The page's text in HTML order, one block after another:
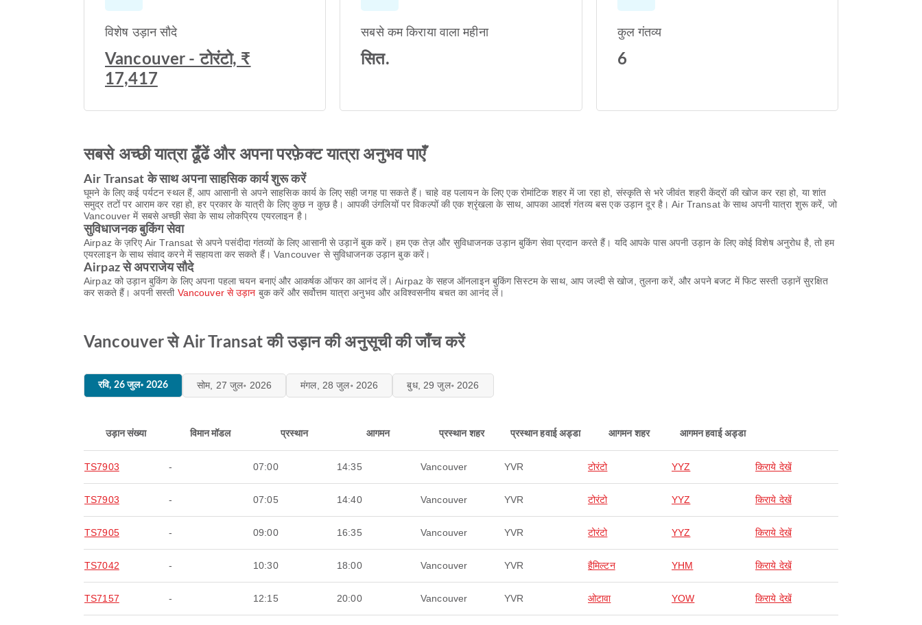
विशेष उड़ान सौदे
Vancouver - टोरंटो, ₹
17,417
सबसे कम किराया वाला महीना
सित.
कुल गंतव्य
6
सबसे अच्छी यात्रा ढूँढें और अपना परफ़ेक्ट यात्रा अनुभव पाएँ
Air Transat के साथ अपना साहसिक कार्य शुरू करें
घूमने के लिए कई पर्यटन स्थल हैं, आप आसानी से अपने साहसिक कार्य के लिए सही जगह पा सकते हैं। चाहे वह पलायन के लिए एक रोमांटिक शहर में जा रहा हो, संस्कृति से भरे जीवंत शहरी केंद्रों की खोज कर रहा हो, या शांत
समुद्र तटों पर आराम कर रहा हो, हर प्रकार के यात्री के लिए कुछ न कुछ है। आपकी उंगलियों पर विकल्पों की एक श्रृंखला के साथ, आपका आदर्श गंतव्य बस एक उड़ान दूर है। Air Transat के साथ अपनी यात्रा शुरू करें, जो
Vancouver में सबसे अच्छी सेवा के साथ लोकप्रिय एयरलाइन है।
सुविधाजनक बुकिंग सेवा
Airpaz के ज़रिए Air Transat से अपने पसंदीदा गंतव्यों के लिए आसानी से उड़ानें बुक करें। हम एक तेज़ और सुविधाजनक उड़ान बुकिंग सेवा प्रदान करते हैं। यदि आपके पास अपनी उड़ान के लिए कोई विशेष अनुरोध है, तो हम
एयरलाइन के साथ संवाद करने में सहायता कर सकते हैं। Vancouver से सुविधाजनक उड़ान बुक करें।
Airpaz से अपराजेय सौदे
Airpaz को उड़ान बुकिंग के लिए अपना पहला चयन बनाएं और आकर्षक ऑफर का आनंद लें। Airpaz के सहज ऑनलाइन बुकिंग सिस्टम के साथ, आप जल्दी से खोज, तुलना करें, और अपने बजट में फिट सस्ती उड़ानें सुरक्षित
कर सकते हैं। अपनी सस्ती Vancouver से उड़ान बुक करें और सर्वोत्तम यात्रा अनुभव और अविश्वसनीय बचत का आनंद लें।
Vancouver से Air Transat की उड़ान की अनुसूची की जाँच करें
रवि, 26 जुल॰ 2026 सोम, 27 जुल॰ 2026 मंगल, 28 जुल॰ 2026 बुध, 29 जुल॰ 2026
उड़ान संख्या विमान मॉडल प्रस्थान आगमन प्रस्थान शहर प्रस्थान हवाई अड्डा आगमन शहर आगमन हवाई अड्डा
TS7903 - 07:00 14:35 Vancouver YVR टोरंटो YYZ किराये देखें
TS7903 - 07:05 14:40 Vancouver YVR टोरंटो YYZ किराये देखें
TS7905 - 09:00 16:35 Vancouver YVR टोरंटो YYZ किराये देखें
TS7042 - 10:30 18:00 Vancouver YVR हैमिल्टन YHM किराये देखें
TS7157 - 12:15 20:00 Vancouver YVR ओटावा YOW किराये देखें